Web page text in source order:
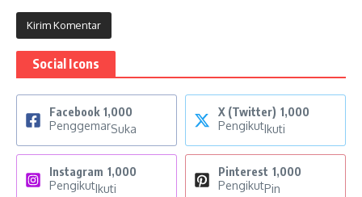
Social Icons
Facebook 1,000
PenggemarSuka
X (Twitter) 1,000
PengikutIkuti
Instagram 1,000
PengikutIkuti
Pinterest 1,000
PengikutPin